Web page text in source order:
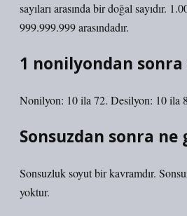
sayıları arasında bir doğal sayıdır.
999.999.999 arasındadır.
1 nonilyondan sonra
Nonilyon: 10 ila 72. Desilyon: 10 ila
Sonsuzdan sonra ne
Sonsuzluk soyut bir kavramdır.
yoktur.